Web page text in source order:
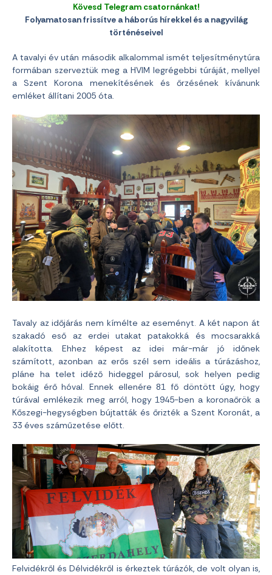
Kövesd Telegram csatornánkat!
Folyamatosan frissítve a háborús hírekkel és a nagyvilág
történéseivel
A tavalyi év után második alkalommal ismét teljesítménytúra
formában szerveztük meg a HVIM legrégebbi túráját, mellyel
a Szent Korona menekítésének és őrzésének kívánunk
emléket állítani 2005 óta.
Tavaly az időjárás nem kímélte az eseményt. A két napon át
szakadó eső az erdei utakat patakokká és mocsarakká
alakította. Ehhez képest az idei már-már jó időnek
számított, azonban az erős szél sem ideális a túrázáshoz,
pláne ha telet idéző hideggel párosul, sok helyen pedig
bokáig érő hóval. Ennek ellenére 81 fő döntött úgy, hogy
túrával emlékezik meg arról, hogy 1945-ben a koronaőrök a
Kőszegi-hegységben bújtatták és őrizték a Szent Koronát, a
33 éves száműzetése előtt.
Felvidékről és Délvidékről is érkeztek túrázók, de volt olyan is,